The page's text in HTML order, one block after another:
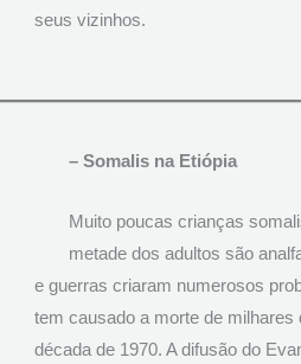
seus vizinhos.
– Somalis na Etiópia
Muito poucas crianças
metade dos adultos são
e guerras criaram numerosos
tem causado a morte de milhares
década de 1970. A difusão do